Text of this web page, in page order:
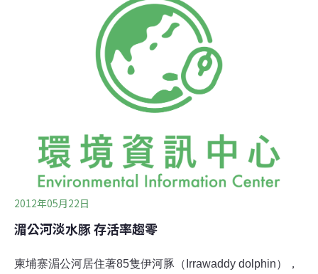
亞馬遜河的支流縱橫其間，除了有亞馬遜江豚棲息，還有
超過400種魚類。玻利維亞的江豚是亞馬遜淡水豚的三個
亞種之一。這些亞馬遜淡水豚，當地人用稱之為boto、
boutu或粉紅河豚，西班牙語稱為bufeo。玻利維亞的粉紅
河豚是世上最大的淡水豚之一。平均而言，雄性身長約為
2.55公尺、體重介於160-180磅間；雌性體長約為2.16公
尺，體重接近100公斤。由於臉頰較大，而阻礙這些江豚
2012年05月22日
湄公河淡水豚 存活率趨零
柬埔寨湄公河居住著85隻伊河豚（Irrawaddy dolphin），